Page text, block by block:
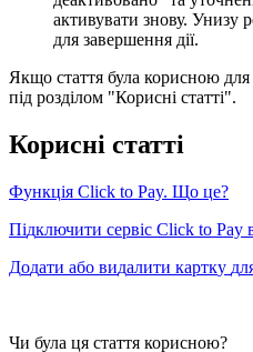
Якщо стаття була корисною для
під розділом "Корисні статті".
Корисні статті
Функція Click to Pay. Що це?
Підключити сервіс Click to Pay
Додати або видалити картку дл
Чи була ця стаття корисною?